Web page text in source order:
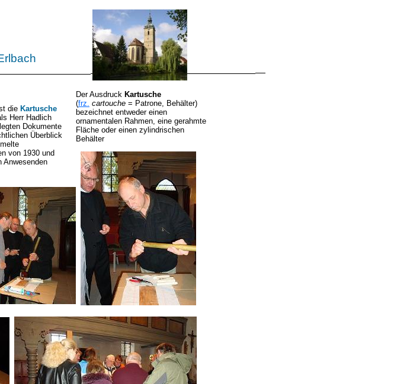
die Kartusche
Herr Hadlich
Dokumente
Überblick
von 1930 und
Anwesenden
Der Ausdruck Kartusche
(frz. cartouche= Patrone, Behälter)
bezeichnet entweder einen
ornamentalen Rahmen, eine gerahmte
Fläche oder einen zylindrischen
Behälter